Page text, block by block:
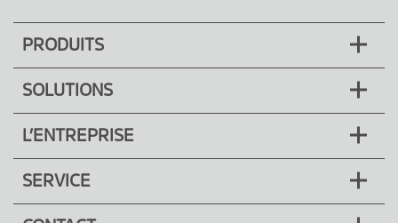
PRODUITS
SOLUTIONS
L’ENTREPRISE
SERVICE